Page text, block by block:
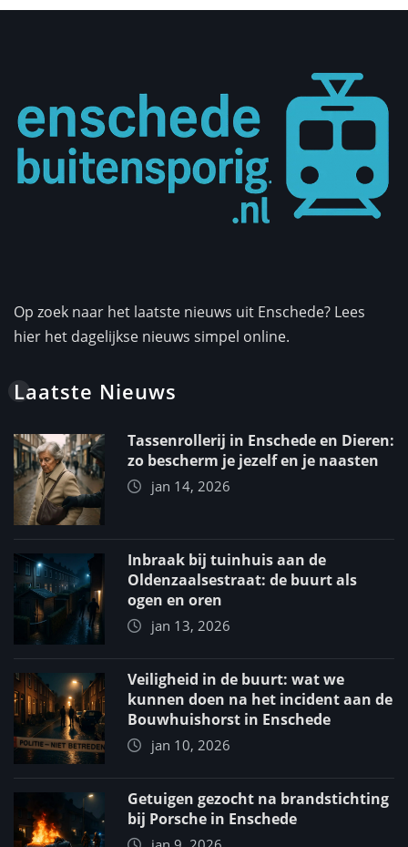
Op zoek naar het laatste nieuws uit Enschede? Lees
hier het dagelijkse nieuws simpel online.
Laatste Nieuws
Tassenrollerij in Enschede en Dieren:
zo bescherm je jezelf en je naasten
jan 14, 2026
Inbraak bij tuinhuis aan de
Oldenzaalsestraat: de buurt als
ogen en oren
jan 13, 2026
Veiligheid in de buurt: wat we
kunnen doen na het incident aan de
Bouwhuishorst in Enschede
jan 10, 2026
Getuigen gezocht na brandstichting
bij Porsche in Enschede